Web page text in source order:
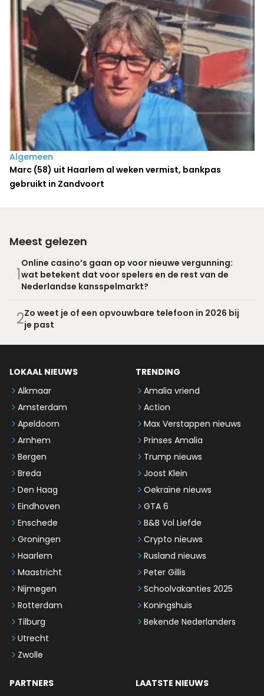
Algemeen
Marc (58) uit Haarlem al weken vermist, bankpas
gebruikt in Zandvoort
Meest gelezen
1
Online casino’s gaan op voor nieuwe vergunning:
wat betekent dat voor spelers en de rest van de
Nederlandse kansspelmarkt?
2Zo weet je of een opvouwbare telefoon in 2026 bij
je past
LOKAAL NIEUWS
Alkmaar
Amsterdam
Apeldoorn
Arnhem
Bergen
Breda
Den Haag
Eindhoven
Enschede
Groningen
Haarlem
Maastricht
Nijmegen
Rotterdam
Tilburg
Utrecht
Zwolle
TRENDING
Amalia vriend
Action
Max Verstappen nieuws
Prinses Amalia
Trump nieuws
Joost Klein
Oekraïne nieuws
GTA 6
B&B Vol Liefde
Crypto nieuws
Rusland nieuws
Peter Gillis
Schoolvakanties 2025
Koningshuis
Bekende Nederlanders
PARTNERS LAATSTE NIEUWS